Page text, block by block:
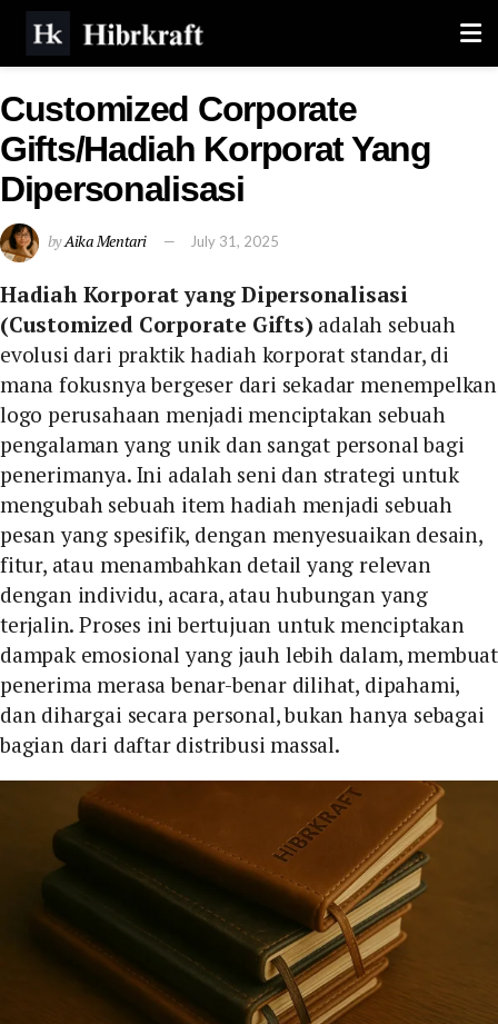
Customized Corporate
Gifts/Hadiah Korporat Yang
Dipersonalisasi
byAika Mentari July 31, 2025
Hadiah Korporat yang Dipersonalisasi
(Customized Corporate Gifts) adalah sebuah
evolusi dari praktik hadiah korporat standar, di
mana fokusnya bergeser dari sekadar menempelkan
logo perusahaan menjadi menciptakan sebuah
pengalaman yang unik dan sangat personal bagi
penerimanya. Ini adalah seni dan strategi untuk
mengubah sebuah item hadiah menjadi sebuah
pesan yang spesifik, dengan menyesuaikan desain,
fitur, atau menambahkan detail yang relevan
dengan individu, acara, atau hubungan yang
terjalin. Proses ini bertujuan untuk menciptakan
dampak emosional yang jauh lebih dalam, membuat
penerima merasa benar-benar dilihat, dipahami,
dan dihargai secara personal, bukan hanya sebagai
bagian dari daftar distribusi massal.